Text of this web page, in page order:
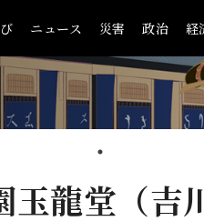
ニュース 災害 政治 経
玉龍堂（吉